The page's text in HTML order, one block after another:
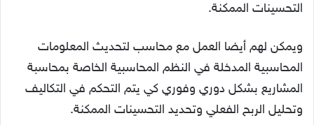
التحسينات الممكنة.
ويمكن لهم أيضا العمل مع محاسب لتحديث المعلومات
المحاسبية المدخلة في النظم المحاسبية الخاصة بمحاسبة
المشاريع بشكل دوري وفوري كي يتم التحكم في التكاليف
وتحليل الربح الفعلي وتحديد التحسينات الممكنة.